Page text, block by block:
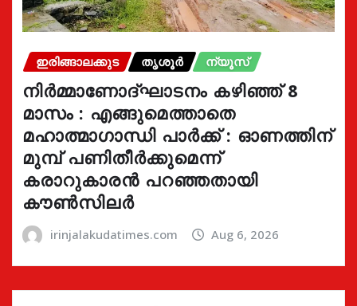
ഇരിങ്ങാലക്കുട തൃശൂർ ന്യൂസ്
നിർമ്മാണോദ്ഘാടനം കഴിഞ്ഞ് 8
മാസം : എങ്ങുമെത്താതെ
മഹാത്മാഗാന്ധി പാർക്ക് : ഓണത്തിന്
മുമ്പ് പണിതീർക്കുമെന്ന്
കരാറുകാരൻ പറഞ്ഞതായി
കൗൺസിലർ
irinjalakudatimes.com Aug 6, 2026